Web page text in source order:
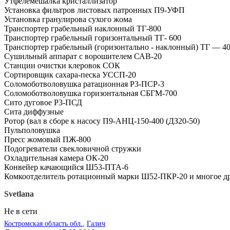
Установка фильтров листовых патронных П9-УФП
Установка гранулирова сухого жома
Транспортер грабельный наклонный ТГ-800
Транспортер грабельный горизонтальный ТГ- 600
Транспортер грабельный (горизонтально - наклонный) ТГ —
Сушильный аппарат с ворошителем САВ-20
Станции очистки клеровок СОК
Сортировщик сахара-песка УССП-20
Соломоботволовушка ратационная Р3-ПСР-3
Соломоботволовушка горизонтальная СБГМ-700
Сито дуговое Р3-ПСД
Сита диффузные
Ротор (вал в сборе к насосу П9-АНЦ-150-400 (ДЗ20-50)
Пульполовушка
Пресс жомовый ПЖ-800
Подогреватели свекловичной стружки
Охладительная камера ОК-20
Конвейер качающийся Ш53-ПТА-6
Комкоотделитель ротационный марки Ш52-ПКР-20 и многое
Svetlana
Не в сети
Костромская область обл. Галич